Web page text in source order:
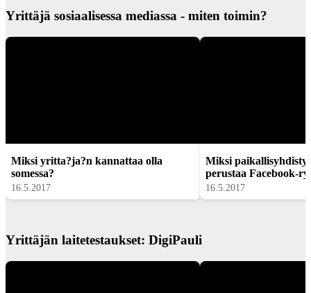
Yrittäjä sosiaalisessa mediassa - miten toimin?
Miksi yritta?ja?n kannattaa olla
somessa?
16.5.2017
Miksi
perustaa Facebook-
16.5.2017
Yrittäjän laitetestaukset: DigiPauli